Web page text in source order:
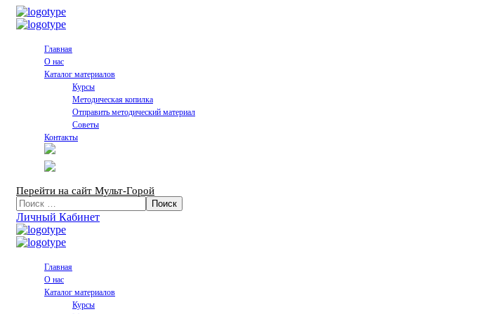
Главная
О нас
Каталог материалов
Курсы
Методическая копилка
Отправить методический материал
Советы
Контакты
Перейти на сайт Мульт-Горой
Личный Кабинет
Главная
О нас
Каталог материалов
Курсы